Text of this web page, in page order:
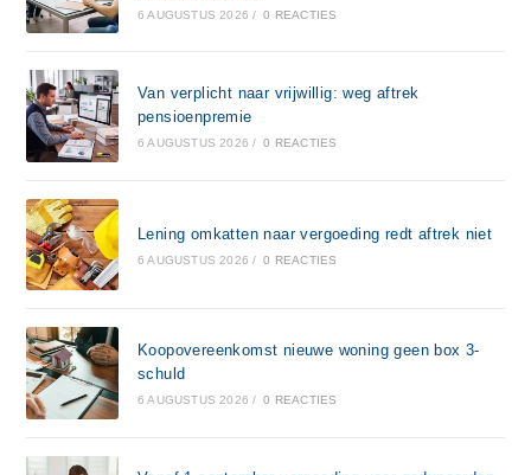
6 AUGUSTUS 2026 / 0 REACTIES
Van verplicht naar vrijwillig: weg aftrek
pensioenpremie
6 AUGUSTUS 2026 / 0 REACTIES
Lening omkatten naar vergoeding redt aftrek niet
6 AUGUSTUS 2026 / 0 REACTIES
Koopovereenkomst nieuwe woning geen box 3-
schuld
6 AUGUSTUS 2026 / 0 REACTIES